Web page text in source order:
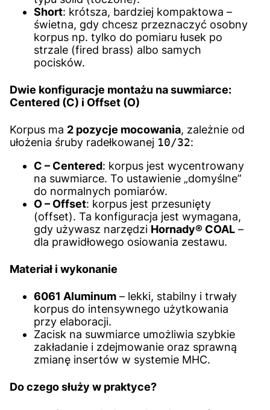
Short: krótsza, bardziej kompaktowa –
świetna, gdy chcesz przeznaczyć osobny
korpus np. tylko do pomiaru łusek po
strzale (fired brass) albo samych
pocisków.
Dwie konfiguracje montażu na suwmiarce:
Centered (C) i Offset (O)
Korpus ma 2 pozycje mocowania, zależnie od
ułożenia śruby radełkowanej 10/32:
C – Centered: korpus jest wycentrowany
na suwmiarce. To ustawienie „domyślne”
do normalnych pomiarów.
O – Offset: korpus jest przesunięty
(offset). Ta konfiguracja jest wymagana,
gdy używasz narzędzi Hornady® COAL –
dla prawidłowego osiowania zestawu.
Materiał i wykonanie
6061 Aluminum – lekki, stabilny i trwały
korpus do intensywnego użytkowania
przy elaboracji.
Zacisk na suwmiarce umożliwia szybkie
zakładanie i zdejmowanie oraz sprawną
zmianę insertów w systemie MHC.
Do czego służy w praktyce?